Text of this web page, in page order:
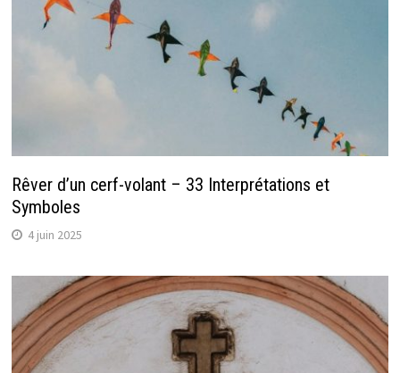
Rêver d’un cerf-volant – 33 Interprétations et
Symboles
4 juin 2025